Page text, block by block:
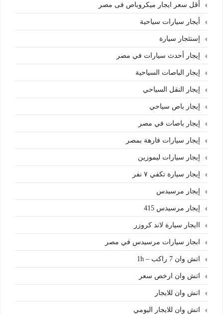
أقل سعر ايجار ميكروباص فى مصر
أيجار سيارات سياحية
إستئجار سيارة
إيجار أحدث سيارات في مصر
إيجار الباصات السياحية
إيجار النقل السياحي
إيجار باص سياحي
إيجار باصات في مصر
إيجار سيارات فارهة بمصر
إيجار سيارات ليموزين
إيجار سيارة تكفي ٧ نفر
إيجار مرسيدس
إيجار مرسيدس 415
اايجار سيارة لاند كروزر
ابجار سيارات مرسيدس في مصر
اتش وان 7 راكب – 1h
اتش وان ارخص سعر
اتش وان للايجار
اتش وان للايجار اليومي